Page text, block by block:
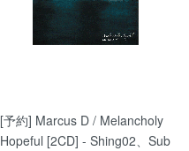
[予約] Marcus D / Melancholy
Hopeful [2CD] - Shing02、Sub